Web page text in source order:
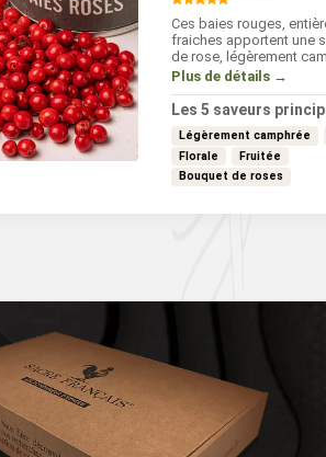
Ces baies rouges,
fraiches apportent une
de rose, légèrement
une fin de bouche
vos sauces, marinades
elles rehaussent
desserts pour une
et raffinée.
Plus de détails →
Les 5 saveurs
Légèrement camphrée
Florale
Fruitée
Bouquet de roses